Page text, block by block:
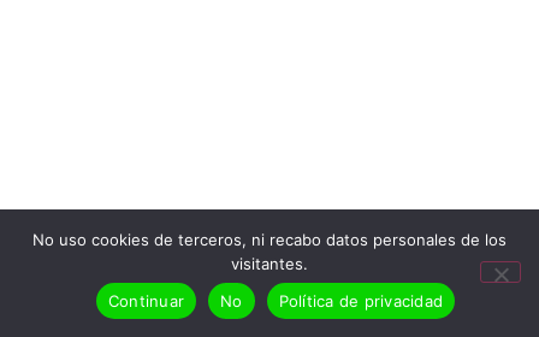
No uso cookies de terceros, ni recabo datos personales de los
visitantes.
Continuar
No Política de privacidad